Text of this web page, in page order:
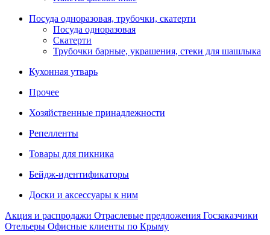
Посуда одноразовая, трубочки, скатерти
Посуда одноразовая
Скатерти
Трубочки барные, украшения, стеки для шашлыка
Кухонная утварь
Прочее
Хозяйственные принадлежности
Репелленты
Товары для пикника
Бейдж-идентификаторы
Доски и аксессуары к ним
Акция и распродажи Отраслевые предложения Госзаказчики
Отельеры Офисные клиенты по Крыму